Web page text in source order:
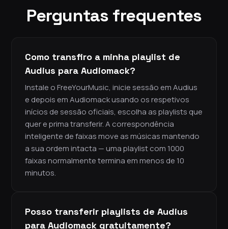
Perguntas frequentes
Como transfiro a minha playlist de
Audius para Audiomack?
Instale o FreeYourMusic, inicie sessão em Audius
e depois em Audiomack usando os respetivos
inícios de sessão oficiais, escolha as playlists que
quer e prima transferir. A correspondência
inteligente de faixas move as músicas mantendo
a sua ordem intacta — uma playlist com 1000
faixas normalmente termina em menos de 10
minutos.
Posso transferir playlists de Audius
para Audiomack gratuitamente?